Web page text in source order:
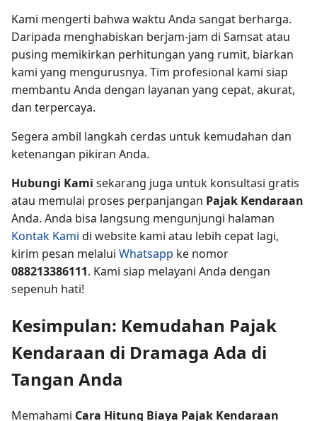
Kami mengerti bahwa waktu Anda sangat berharga.
Daripada menghabiskan berjam-jam di Samsat atau
pusing memikirkan perhitungan yang rumit, biarkan
kami yang mengurusnya. Tim profesional kami siap
membantu Anda dengan layanan yang cepat, akurat,
dan terpercaya.
Segera ambil langkah cerdas untuk kemudahan dan
ketenangan pikiran Anda.
Hubungi Kami sekarang juga untuk konsultasi gratis
atau memulai proses perpanjangan Pajak Kendaraan
Anda. Anda bisa langsung mengunjungi halaman
Kontak Kami di website kami atau lebih cepat lagi,
kirim pesan melalui Whatsapp ke nomor
088213386111. Kami siap melayani Anda dengan
sepenuh hati!
Kesimpulan: Kemudahan Pajak
Kendaraan di Dramaga Ada di
Tangan Anda
Memahami Cara Hitung Biaya Pajak Kendaraan